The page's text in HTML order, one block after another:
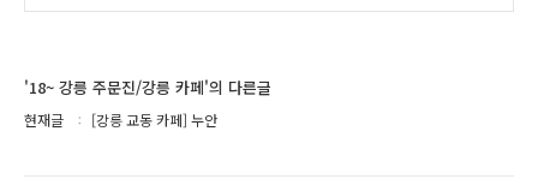
'18~ 강릉 주문진/강릉 카페'의 다른글
현재글 [강릉 교동 카페] 누안